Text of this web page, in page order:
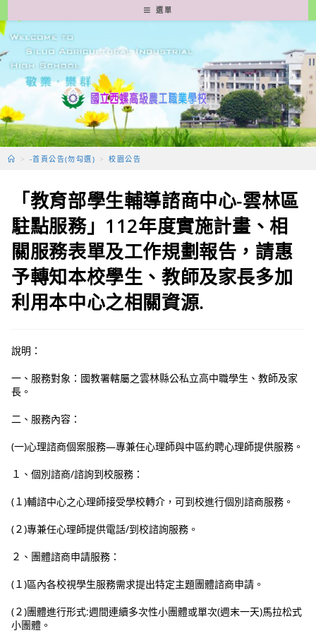
轉
至
要
容
選單
> -首頁公告(勿勾選) > 校園公告
「教育部學生輔導諮商中心-雲林區
駐點服務」112年度實施計畫、相
關服務表單及工作規劃報告，請惠
予轉知本校學生、教師及家長多加
利用本中心之相關資源.
說明：
一、服務對象：國教署轄屬之雲林縣公私立高中職學生、教師及家
長。
二、服務內容：
(一)心理諮商個案服務—專兼任心理師與中區約聘心理師提供服務。
１、個別諮商/諮詢到校服務：
(１)輔諮中心之心理師接受學校轉介，可到校進行個別諮商服務。
(２)專兼任心理師提供電話/到校諮詢服務。
２、團體諮商申請服務：
(１)區內各校視學生服務需求提出特定主題團體諮商申請。
(２)團體進行形式:週間連續多次性小團體或單次(週末一天)馬拉松式
小團體。